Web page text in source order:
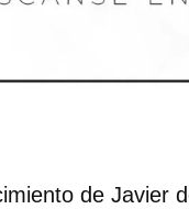
de Javier